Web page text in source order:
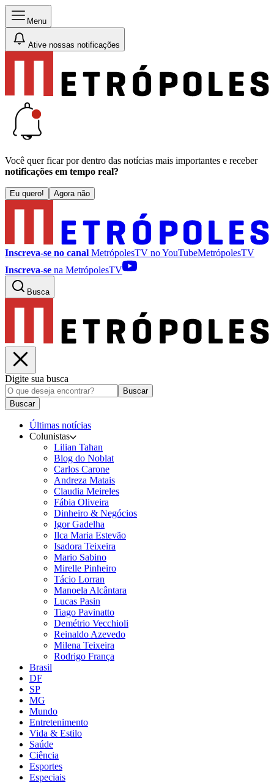
Menu
Ative nossas notificações
Você quer ficar por dentro das notícias mais importantes e receber
notificações em tempo real?
Eu quero! Agora não
Inscreva-se no canal MetrópolesTV noYouTubeMetrópolesTV
Inscreva-se na MetrópolesTV
Busca
Digite sua busca
Buscar
Buscar
Últimas notícias
Colunistas
Lilian Tahan
Blog do Noblat
Carlos Carone
Andreza Matais
Claudia Meireles
Fábia Oliveira
Dinheiro & Negócios
Igor Gadelha
Ilca Maria Estevão
Isadora Teixeira
Mario Sabino
Mirelle Pinheiro
Tácio Lorran
Manoela Alcântara
Lucas Pasin
Tiago Pavinatto
Demétrio Vecchioli
Reinaldo Azevedo
Milena Teixeira
Rodrigo França
Brasil
DF
SP
MG
Mundo
Entretenimento
Vida & Estilo
Saúde
Ciência
Esportes
Especiais